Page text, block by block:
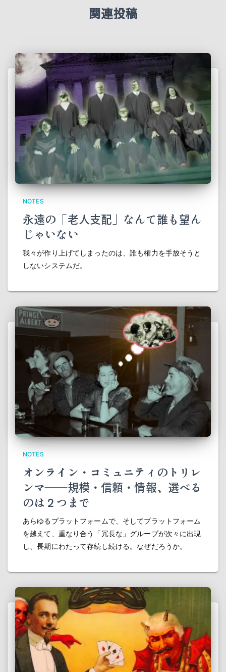
関連投稿
NOTES
永遠の「老人支配」なんて誰も望ん
じゃいない
我々が作り上げてしまったのは、誰も権力を手放そうと
しないシステムだ。
NOTES
オンライン・コミュニティのトリレ
ンマ――規模・信頼・情報、選べる
のは２つまで
あらゆるプラットフォームで、そしてプラットフォーム
を越えて、重なり合う「冗長な」グループが次々に出現
し、長期にわたって存続し続ける。なぜだろうか。